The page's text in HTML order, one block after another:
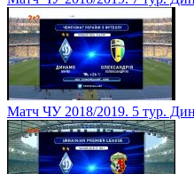
Матч ЧУ 2018/2019. 5 тур.